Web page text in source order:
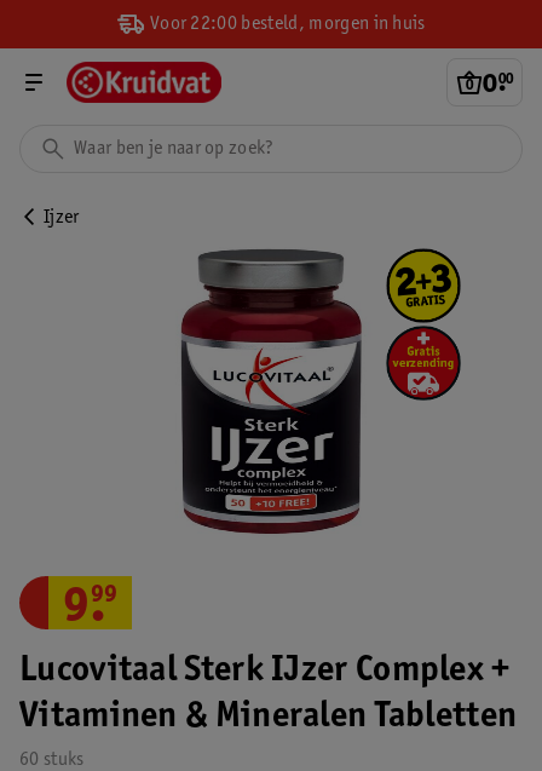
Voor 22:00 besteld, morgen in huis
0.
00
Ijzer
Lucovitaal Sterk IJzer Complex +
Vitaminen & Mineralen Tabletten
60 stuks
9.
99